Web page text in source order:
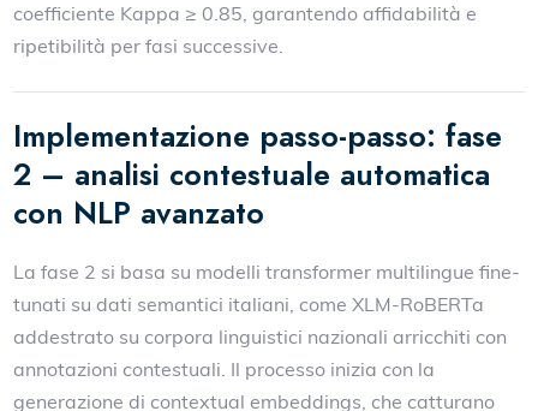
coefficiente Kappa ≥ 0.85, garantendo affidabilità e
ripetibilità per fasi successive.
Implementazione passo-passo: fase
2 – analisi contestuale automatica
con NLP avanzato
La fase 2 si basa su modelli transformer multilingue fine-
tunati su dati semantici italiani, come XLM-RoBERTa
addestrato su corpora linguistici nazionali arricchiti con
annotazioni contestuali. Il processo inizia con la
generazione di contextual embeddings, che catturano